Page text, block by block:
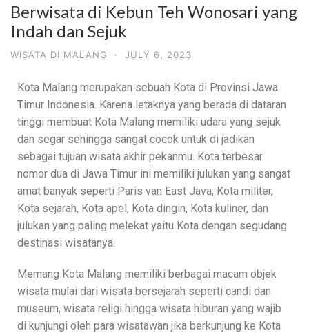
Berwisata di Kebun Teh Wonosari yang
Indah dan Sejuk
WISATA DI MALANG · JULY 6, 2023
Kota Malang merupakan sebuah Kota di Provinsi Jawa
Timur Indonesia. Karena letaknya yang berada di dataran
tinggi membuat Kota Malang memiliki udara yang sejuk
dan segar sehingga sangat cocok untuk di jadikan
sebagai tujuan wisata akhir pekanmu. Kota terbesar
nomor dua di Jawa Timur ini memiliki julukan yang sangat
amat banyak seperti Paris van East Java, Kota militer,
Kota sejarah, Kota apel, Kota dingin, Kota kuliner, dan
julukan yang paling melekat yaitu Kota dengan segudang
destinasi wisatanya.
Memang Kota Malang memiliki berbagai macam objek
wisata mulai dari wisata bersejarah seperti candi dan
museum, wisata religi hingga wisata hiburan yang wajib
di kunjungi oleh para wisatawan jika berkunjung ke Kota